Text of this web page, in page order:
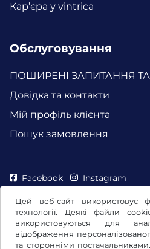
Цей веб-сайт використовує
технології. Деякі файли
використовуються для
відображення
та сторонніми
Кар’єра у vintrica
Обслуговування
ПОШИРЕНІ ЗАПИТАННЯ ТА
Довідка та контакти
Мій профіль клієнта
Пошук замовлення
Facebook Instagram